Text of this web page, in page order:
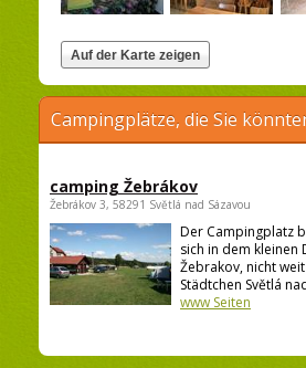
Campingplätze, die Sie
camping Žebrákov
Žebrákov 3, 58291 Světlá nad Sázavou
Der Campingplatz
sich in dem kleinen
Žebrakov, nicht
Städtchen Světlá
www Seiten